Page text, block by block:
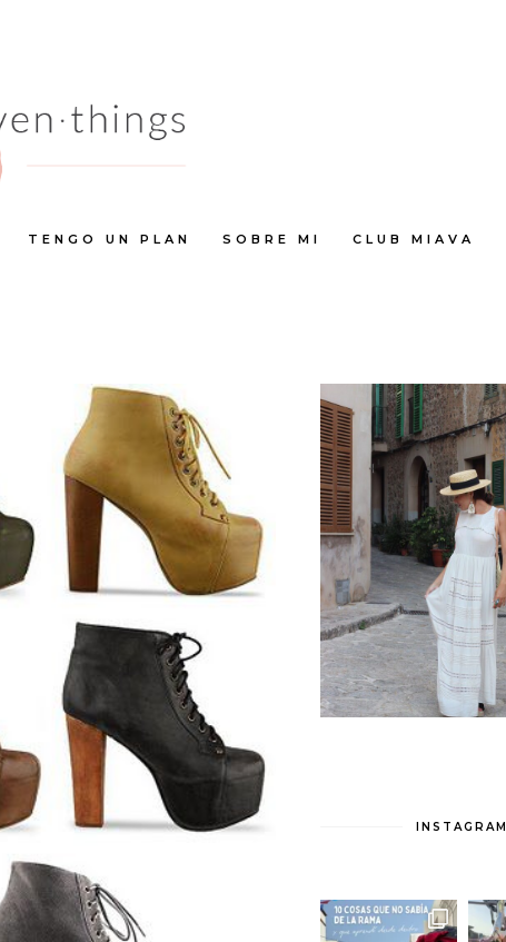
TENGO UN PLAN SOBRE MI CLUB MIAVA
INSTAGRAM